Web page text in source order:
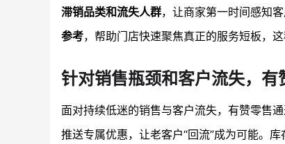
滞销品类和流失人群，让商家第一时间感知
参考，帮助门店快速聚焦真正的服务短板，
针对销售瓶颈和客户流失，有
面对持续低迷的销售与客户流失，有赞零售
推送专属优惠，让老客户“回流”成为可能。